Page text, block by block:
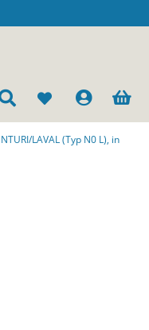
LAVAL (Typ N0 L), in